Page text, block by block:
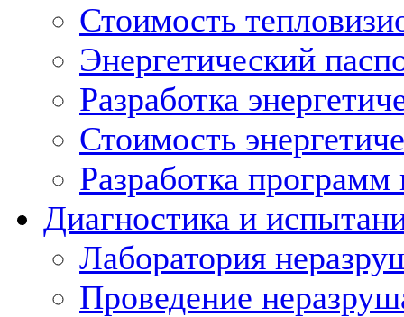
Стоимость
Энергетический
Разработка
Стоимость
Разработка
Диагностика и
Лаборатория
Проведение